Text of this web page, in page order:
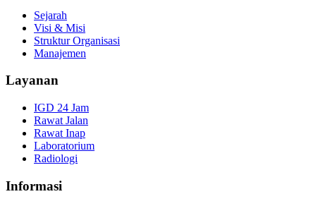
Sejarah
Visi & Misi
Struktur Organisasi
Manajemen
Layanan
IGD 24 Jam
Rawat Jalan
Rawat Inap
Laboratorium
Radiologi
Informasi